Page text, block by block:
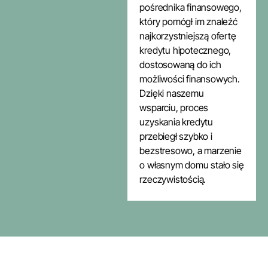
pośrednika finansowego,
który pomógł im znaleźć
najkorzystniejszą ofertę
kredytu hipotecznego,
dostosowaną do ich
możliwości finansowych.
Dzięki naszemu
wsparciu, proces
uzyskania kredytu
przebiegł szybko i
bezstresowo, a marzenie
o własnym domu stało się
rzeczywistością.